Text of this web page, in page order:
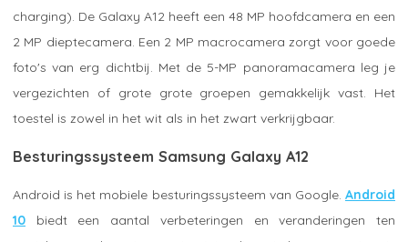
charging). De Galaxy A12 heeft een 48 MP hoofdcamera en een
2 MP dieptecamera. Een 2 MP macrocamera zorgt voor goede
foto's van erg dichtbij. Met de 5-MP panoramacamera leg je
vergezichten of grote grote groepen gemakkelijk vast. Het
toestel is zowel in het wit als in het zwart verkrijgbaar.
Besturingssysteem Samsung Galaxy A12
Android is het mobiele besturingssysteem van Google. Android
10 biedt een aantal verbeteringen en veranderingen ten